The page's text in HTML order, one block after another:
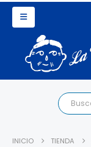
INICIO TIENDA